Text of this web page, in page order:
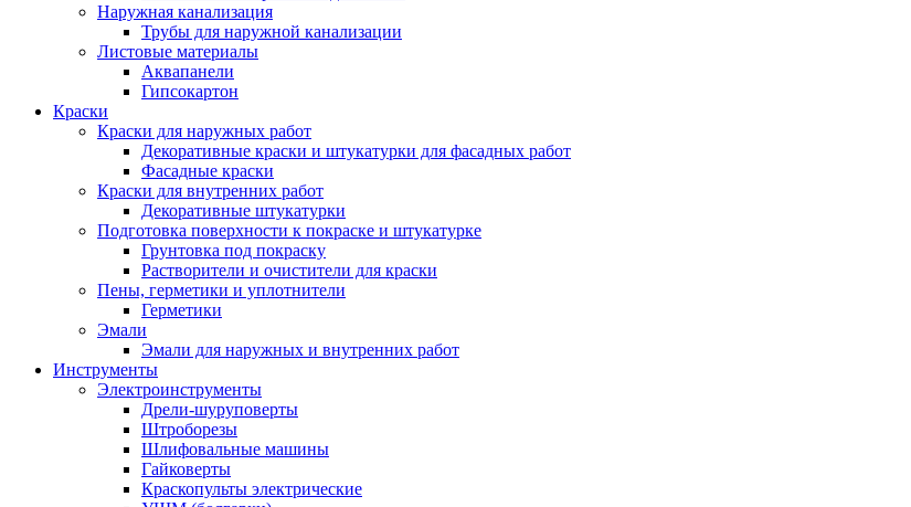
Наружная канализация
Трубы для наружной канализации
Листовые материалы
Аквапанели
Гипсокартон
Краски
Краски для наружных работ
Декоративные краски и штукатурки для фасадных работ
Фасадные краски
Краски для внутренних работ
Декоративные штукатурки
Подготовка поверхности к покраске и штукатурке
Грунтовка под покраску
Растворители и очистители для краски
Пены, герметики и уплотнители
Герметики
Эмали
Эмали для наружных и внутренних работ
Инструменты
Электроинструменты
Дрели-шуруповерты
Штроборезы
Шлифовальные машины
Гайковерты
Краскопульты электрические